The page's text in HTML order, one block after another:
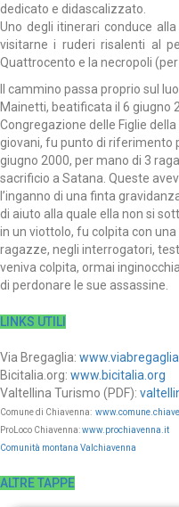
dedicato e didascalizzato.
Uno degli itinerari conduce
visitarne i ruderi risalenti al
Quattrocento e la necropoli
Il cammino passa proprio sul
Mainetti, beatificata il 6 giugno
Congregazione delle Figlie
giovani, fu punto di riferimento
giugno 2000, per mano di 3
sacrificio a Satana. Queste
l’inganno di una finta
di aiuto alla quale ella non si
in un viottolo, fu colpita con
ragazze, negli interrogatori,
veniva colpita, ormai
di perdonare le sue assassine.
LINKS UTILI
Via Bregaglia:
Bicitalia.org: www.bicitalia.org
Valtellina Turismo (PDF):
Comune di Chiavenna:
ProLoco Chiavenna:www.prochiavenna.it
Comunità montana Valchiavenna
ALTRE TAPPE